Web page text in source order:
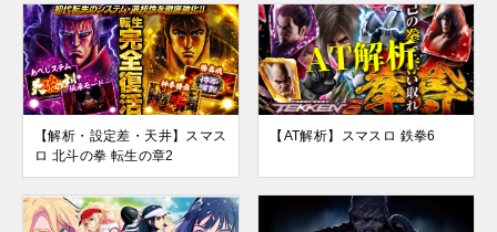
【解析・設定差・天井】スマス
ロ 北斗の拳 転生の章2
【AT解析】スマスロ 鉄拳6